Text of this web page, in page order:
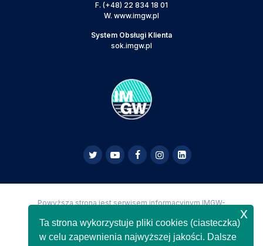
F. (+48) 22 834 18 01
W. www.imgw.pl
System Obsługi Klienta
sok.imgw.pl
Powyższa strona jest serwisem informacyjnym IMGW-
Copyright IMGW-PIB Wszelkie prawa zastrzeżone
Ta strona wykorzystuje pliki cookies (ciasteczka)
w celu zapewnienia najwyższej jakości. Dalsze
x